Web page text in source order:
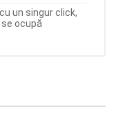
un singur click,
ocupă